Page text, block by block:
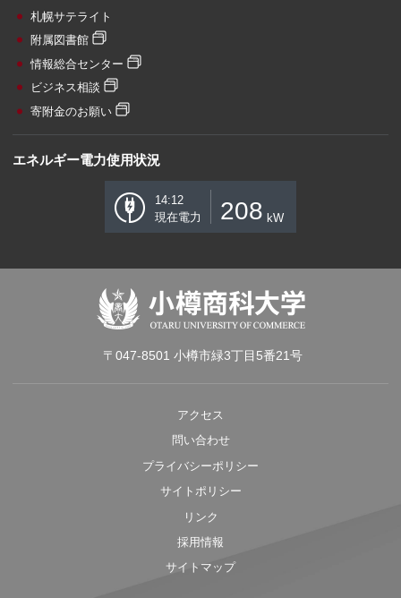
札幌サテライト
附属図書館
情報総合センター
ビジネス相談
寄附金のお願い
エネルギー電力使用状況
14:12
現在電力
208 kW
〒047-8501 小樽市緑3丁目5番21号
アクセス
問い合わせ
プライバシーポリシー
サイトポリシー
リンク
採用情報
サイトマップ